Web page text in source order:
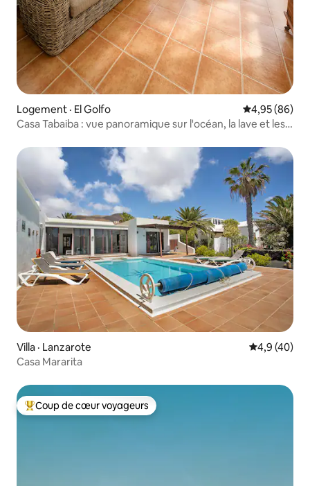
Logement · El Golfo Note
4,95 (86)
Casa Tabaiba : vue panoramique sur l'océan, la lave et les
Villa · Lanzarote Note
4,9 (40)
Casa Mararita
Coup de cœur voyageurs parmi les plus aimés
Coup de cœur voyageurs